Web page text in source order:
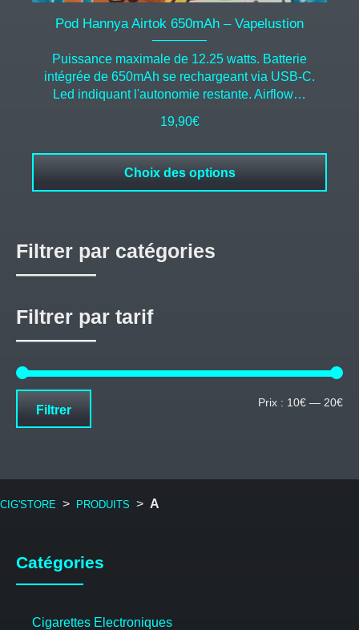
Pod Hannya Airtok 650mAh – Vapelustion
Puissance maximale de 12.25 watts. Batterie
intégrée de 650mAh se rechargeant via USB-C.
Led indiquant l'autonomie restante. Airflow…
19,90€
Choix des options
Filtrer par catégories
Filtrer par tarif
Filtrer Prix : 10€ — 20€
CIG'STORE > PRODUITS > A
Catégories
Cigarettes Electroniques